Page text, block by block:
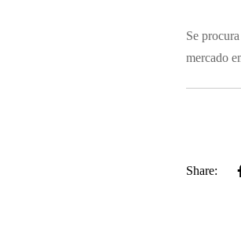
Se
mercado
Share: